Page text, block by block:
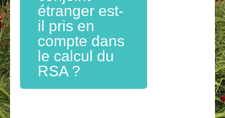
étranger est-
il pris en
compte dans
le calcul du
RSA ?